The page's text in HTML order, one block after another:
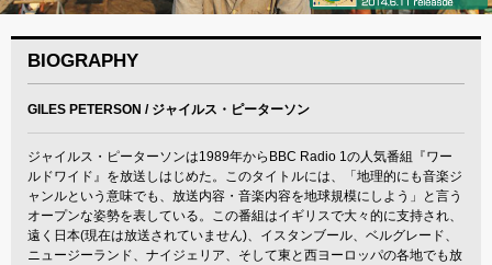
BIOGRAPHY
GILES PETERSON / ジャイルス・ピーターソン
ジャイルス・ピーターソンは1989年からBBC Radio 1の人気番組『ワー
ルドワイド』を放送しはじめた。このタイトルには、「地理的にも音楽ジ
ャンルという意味でも、放送内容・音楽内容を地球規模にしよう」と言う
オープンな姿勢を表している。この番組はイギリスで大々的に支持され、
遠く日本(現在は放送されていません)、イスタンブール、ベルグレード、
ニュージーランド、ナイジェリア、そして東と西ヨーロッパの各地でも放